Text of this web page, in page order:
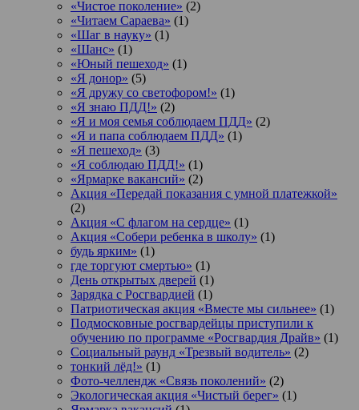
«Чистое поколение» (2)
«Читаем Сараева» (1)
«Шаг в науку» (1)
«Шанс» (1)
«Юный пешеход» (1)
«Я донор» (5)
«Я дружу со светофором!» (1)
«Я знаю ПДД!» (2)
«Я и моя семья соблюдаем ПДД» (2)
«Я и папа соблюдаем ПДД» (1)
«Я пешеход» (3)
«Я соблюдаю ПДД!» (1)
«Ярмарке вакансий» (2)
Акция «Передай показания с умной платежкой»
(2)
Акция «С флагом на сердце» (1)
Акция «Собери ребенка в школу» (1)
будь ярким» (1)
где торгуют смертью» (1)
День открытых дверей (1)
Зарядка с Росгвардией (1)
Патриотическая акция «Вместе мы сильнее» (1)
Подмосковные росгвардейцы приступили к
обучению по программе «Росгвардия Драйв» (1)
Социальный раунд «Трезвый водитель» (2)
тонкий лёд!» (1)
Фото-челлендж «Связь поколений» (2)
Экологическая акция «Чистый берег» (1)